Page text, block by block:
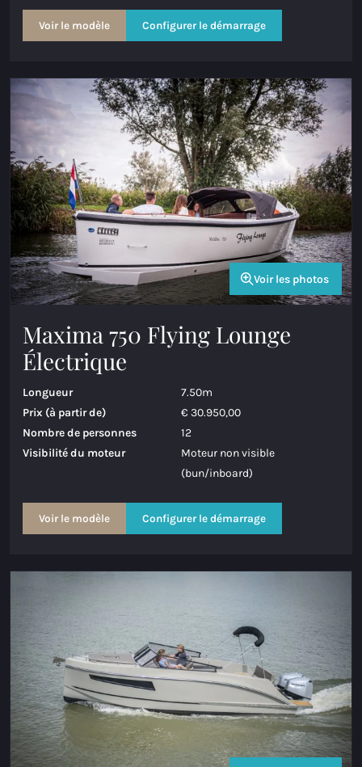
Voir le modèle Configurer le démarrage
Voir les photos
Maxima 750 Flying Lounge
Électrique
Longueur
7.50m
Prix (à partir de)
€ 30.950,00
Nombre de personnes
12
Visibilité du moteur
Moteur non visible
(bun/inboard)
Voir le modèle Configurer le démarrage